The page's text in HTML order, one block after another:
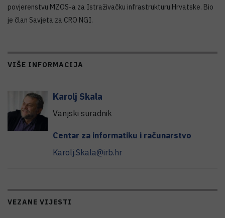
povjerenstvu MZOS-a za Istraživačku infrastrukturu Hrvatske. Bio
je član Savjeta za CRO NGI.
VIŠE INFORMACIJA
Karolj Skala
Vanjski suradnik
Centar za informatiku i računarstvo
Karolj.Skala@irb.hr
VEZANE VIJESTI